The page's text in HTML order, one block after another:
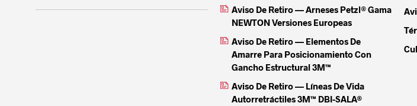
Aviso De Retiro — Arneses Petzl® Gama
NEWTON Versiones Europeas
Aviso De Retiro — Elementos De
Amarre Para Posicionamiento Con
Gancho Estructural 3M™
Aviso De Retiro — Líneas De Vida
Autorretráctiles 3M™ DBI-SALA®